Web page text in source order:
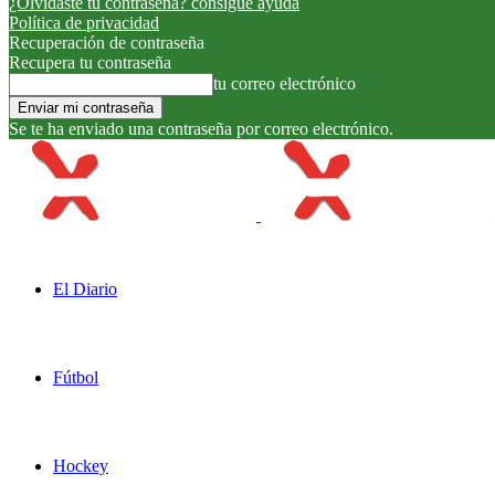
Política de privacidad
Recuperación de contraseña
Recupera tu contraseña
tu correo electrónico
Se te ha enviado una contraseña por correo electrónico.
El Diario
Fútbol
Hockey